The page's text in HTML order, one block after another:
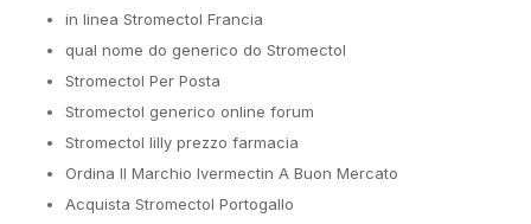
in linea Stromectol Francia
qual nome do generico do Stromectol
Stromectol Per Posta
Stromectol generico online forum
Stromectol lilly prezzo farmacia
Ordina Il Marchio Ivermectin A Buon Mercato
Acquista Stromectol Portogallo